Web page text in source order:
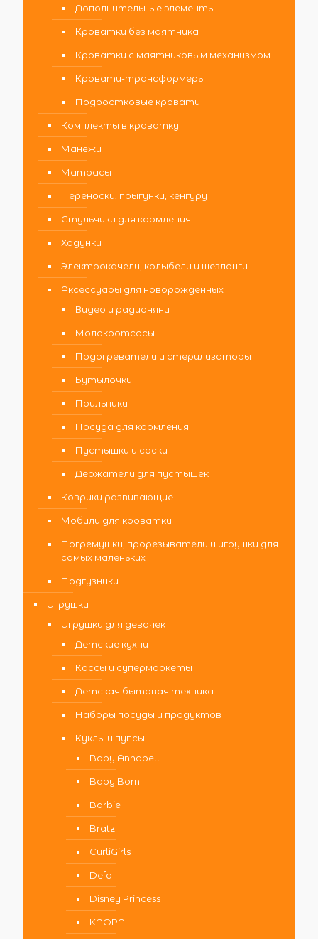
Дополнительные элементы
Кроватки без маятника
Кроватки с маятниковым механизмом
Кровати-трансформеры
Подростковые кровати
Комплекты в кроватку
Манежи
Матрасы
Переноски, прыгунки, кенгуру
Стульчики для кормления
Ходунки
Электрокачели, колыбели и шезлонги
Аксессуары для новорожденных
Видео и радионяни
Молокоотсосы
Подогреватели и стерилизаторы
Бутылочки
Поильники
Посуда для кормления
Пустышки и соски
Держатели для пустышек
Коврики развивающие
Мобили для кроватки
Погремушки, прорезыватели и игрушки для
самых маленьких
Подгузники
Игрушки
Игрушки для девочек
Детские кухни
Кассы и супермаркеты
Детская бытовая техника
Наборы посуды и продуктов
Куклы и пупсы
Baby Annabell
Baby Born
Barbie
Bratz
CurliGirls
Defa
Disney Princess
KNOPA